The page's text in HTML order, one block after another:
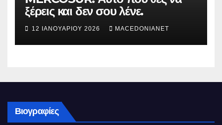
ξέρεις και δεν σου λένε.
12 ΙΑΝΟΥΑΡΊΟΥ 2026 MACEDONIANET
Βιογραφίες